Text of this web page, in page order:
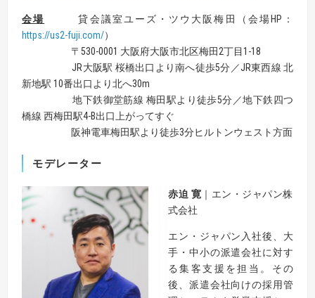
会場 貸会議室ユーズ・ツウ大阪梅田（会場HP：
https://us2-fuji.com/）
〒530-0001 大阪府大阪市北区梅田2丁目1-18
JR大阪駅 桜橋出口より南へ徒歩5分／JR東西線 北
新地駅 10番出口より北へ30m
地下鉄御堂筋線 梅田駅より徒歩5分／地下鉄四つ
橋線 西梅田駅4-B出口上がってすぐ
阪神電車梅田駅より徒歩3分ヒルトンウェスト方面
モデレーター
赤迫 寛 ｜エン・ジャパン株
式会社
エン・ジャパン入社後、大
手・中小の派遣会社に対す
る集客支援を担当。その
後、派遣会社向けの採用管